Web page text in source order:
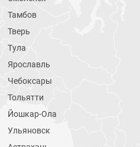
Тамбов
Тверь
Тула
Ярославль
Чебоксары
Тольятти
Йошкар-Ола
Ульяновск